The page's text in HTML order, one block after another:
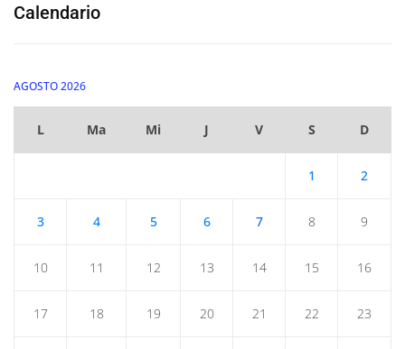
Calendario
AGOSTO 2026
L Ma Mi J V S D
1 2
3 4 5 6 7 8 9
10 11 12 13 14 15 16
17 18 19 20 21 22 23